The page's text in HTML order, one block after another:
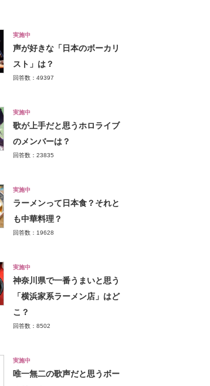
実施中
声が好きな「日本のボーカリ
スト」は？
回答数：49397
実施中
歌が上手だと思うホロライブ
のメンバーは？
回答数：23835
実施中
ラーメンって日本食？それと
も中華料理？
回答数：19628
実施中
神奈川県で一番うまいと思う
「横浜家系ラーメン店」はど
こ？
回答数：8502
実施中
唯一無二の歌声だと思うボー